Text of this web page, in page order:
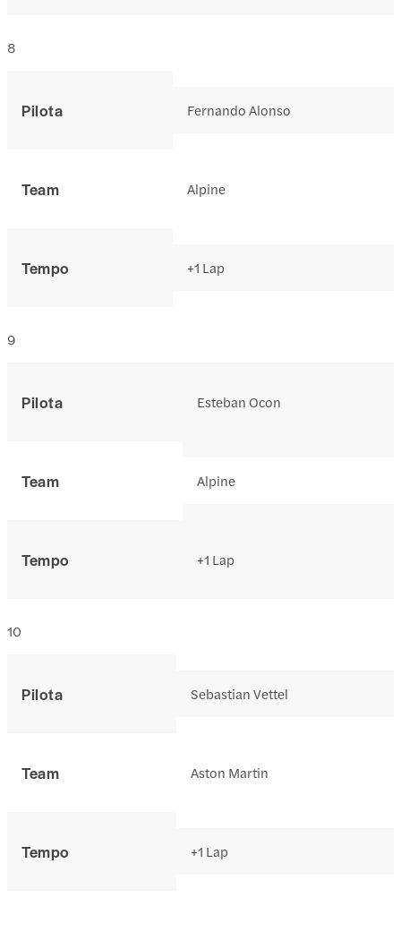
Pilota
Team
Tempo
8
Fernando Alonso
Alpine
+1 Lap
Pilota
Team
Tempo
9
Esteban Ocon
Alpine
+1 Lap
Pilota
Team
Tempo
10
Sebastian Vettel
Aston Martin
+1 Lap